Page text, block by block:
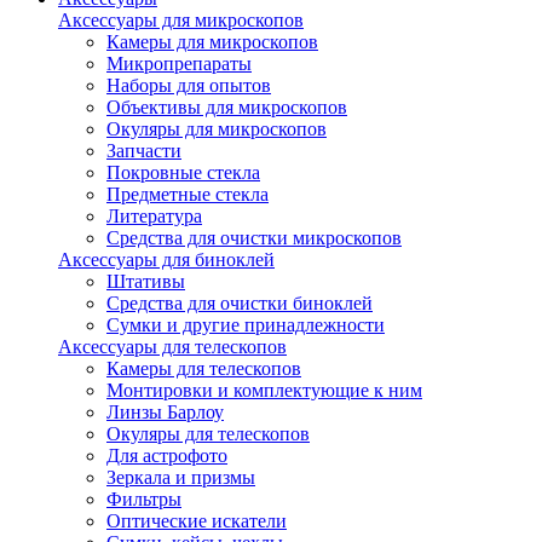
Аксессуары для микроскопов
Камеры для микроскопов
Микропрепараты
Наборы для опытов
Объективы для микроскопов
Окуляры для микроскопов
Запчасти
Покровные стекла
Предметные стекла
Литература
Средства для очистки микроскопов
Аксессуары для биноклей
Штативы
Средства для очистки биноклей
Сумки и другие принадлежности
Аксессуары для телескопов
Камеры для телескопов
Монтировки и комплектующие к ним
Линзы Барлоу
Окуляры для телескопов
Для астрофото
Зеркала и призмы
Фильтры
Оптические искатели